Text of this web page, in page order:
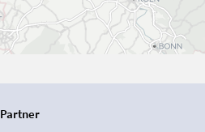
Partner